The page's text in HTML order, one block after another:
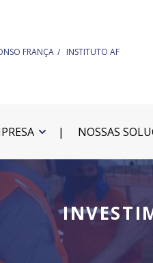
FRANÇA INSTITUTO AF
NOSSAS